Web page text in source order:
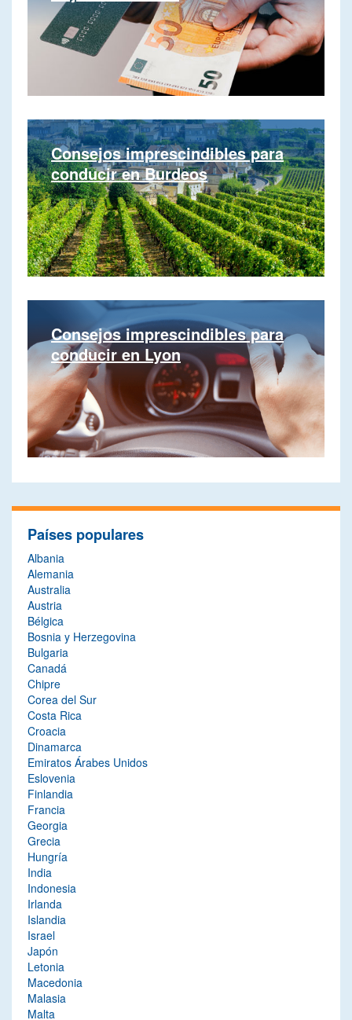
Consejos imprescindibles para
conducir en Burdeos
Consejos imprescindibles para
conducir en Lyon
Países populares
Albania
Alemania
Australia
Austria
Bélgica
Bosnia y Herzegovina
Bulgaria
Canadá
Chipre
Corea del Sur
Costa Rica
Croacia
Dinamarca
Emiratos Árabes Unidos
Eslovenia
Finlandia
Francia
Georgia
Grecia
Hungría
India
Indonesia
Irlanda
Islandia
Israel
Japón
Letonia
Macedonia
Malasia
Malta